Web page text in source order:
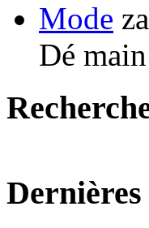
Mode
Dé
Dernières